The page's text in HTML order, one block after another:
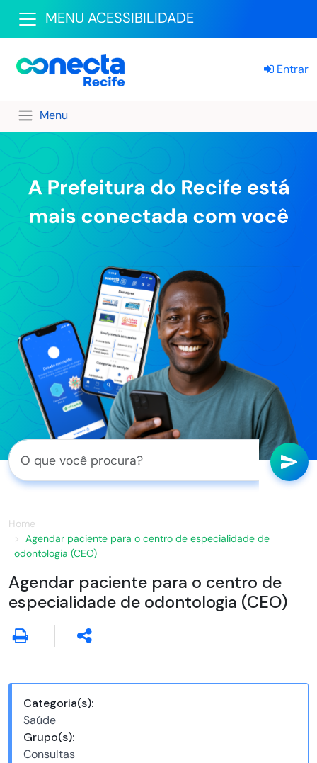
MENU ACESSIBILIDADE
Entrar
Menu
Home
Agendar paciente para o centro de especialidade de
odontologia (CEO)
Agendar paciente para o centro de
especialidade de odontologia (CEO)
Categoria(s):
Saúde
Grupo(s):
Consultas